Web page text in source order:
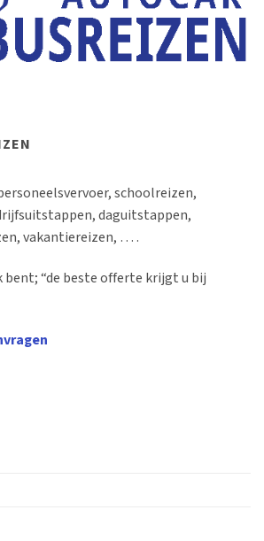
schoolreizen,
daguitstappen,
vakantiereizen, … .
bent; “de beste offerte krijgt u bij